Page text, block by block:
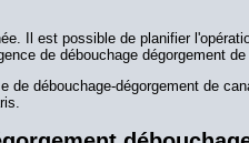
Il est possible de planifier
de débouchage dégorgement
débouchage-dégorgement de